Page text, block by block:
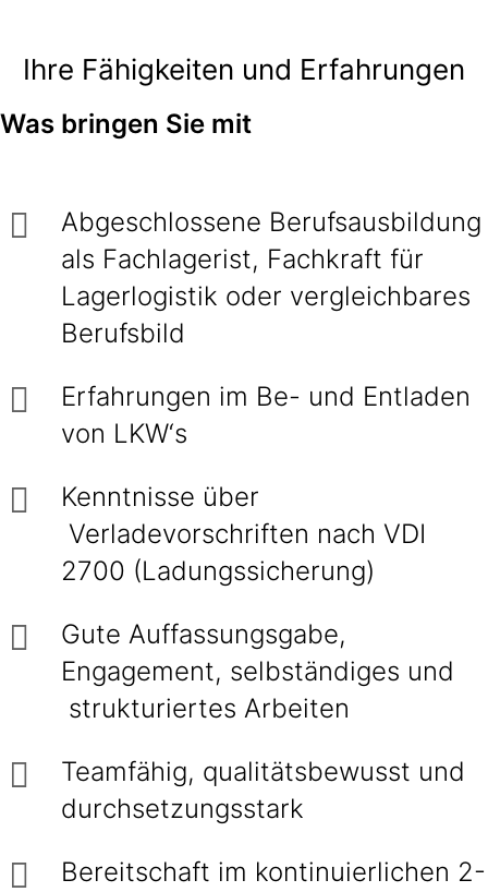
Ihre Fähigkeiten und Erfahrungen
Was bringen Sie mit
Abgeschlossene Berufsausbildung
als Fachlagerist, Fachkraft für
Lagerlogistik oder vergleichbares
Berufsbild
Erfahrungen im Be- und Entladen
von LKW‘s
Kenntnisse über
Verladevorschriften nach VDI
2700 (Ladungssicherung)
Gute Auffassungsgabe,
Engagement, selbständiges und
strukturiertes Arbeiten
Teamfähig, qualitätsbewusst und
durchsetzungsstark
Bereitschaft im kontinuierlichen 2-